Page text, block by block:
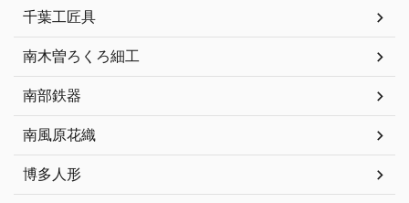
千葉工匠具
南木曽ろくろ細工
南部鉄器
南風原花織
博多人形